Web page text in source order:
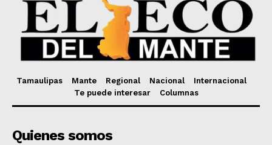
Tamaulipas Mante Regional Nacional
Internacional
Te puede interesar
Columnas
Quienes somos